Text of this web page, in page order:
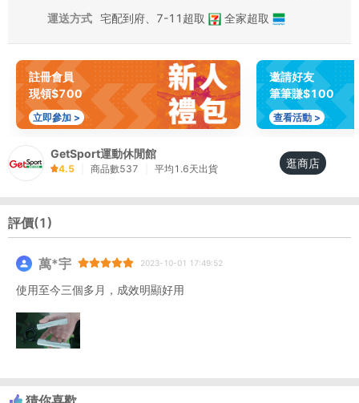
運送方式 宅配到府 7-11超取 全家超取
註冊會員
現領$700
立即參加 >
邀請好友
筆筆賺$100
查看活動 >
GetSport運動休閒館
4.5 商品數537 平均 1.6天出貨 逛商店
評價(1)
萬*宇 2023-10-01 17:49:52
使用至今三個多月，成效明顯好用